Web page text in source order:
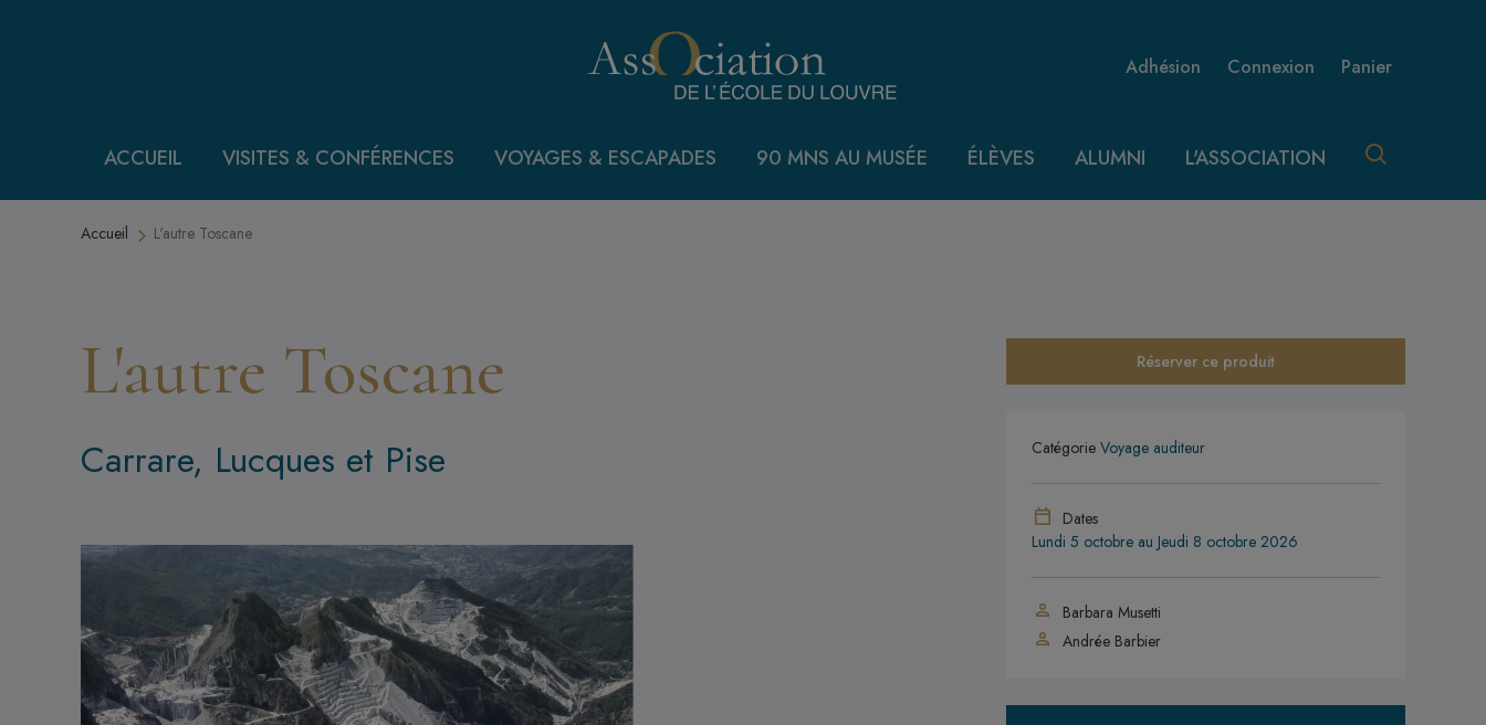
Adhésion Connexion Panier
ACCUEIL VISITES & CONFÉRENCES VOYAGES & ESCAPADES 90 MNS AU MUSÉE ÉLÈVES ALUMNI L'ASSOCIATION
Fil d'Ariane
Accueil L'autre Toscane
L'autre Toscane
Carrare, Lucques et Pise
Image
Réserver ce produit
Catégorie Voyage auditeur
Dates
Lundi 5 octobreau Jeudi 8 octobre 2026
Barbara Musetti
Andrée Barbier